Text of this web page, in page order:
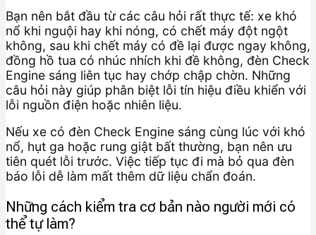
Bạn nên bắt đầu từ các câu hỏi rất thực tế: xe khó
nổ khi nguội hay khi nóng, có chết máy đột ngột
không, sau khi chết máy có đề lại được ngay không,
đồng hồ tua có nhúc nhích khi đề không, đèn Check
Engine sáng liên tục hay chớp chập chờn. Những
câu hỏi này giúp phân biệt lỗi tín hiệu điều khiển với
lỗi nguồn điện hoặc nhiên liệu.
Nếu xe có đèn Check Engine sáng cùng lúc với khó
nổ, hụt ga hoặc rung giật bất thường, bạn nên ưu
tiên quét lỗi trước. Việc tiếp tục đi mà bỏ qua đèn
báo lỗi dễ làm mất thêm dữ liệu chẩn đoán.
Những cách kiểm tra cơ bản nào người mới có
thể tự làm?